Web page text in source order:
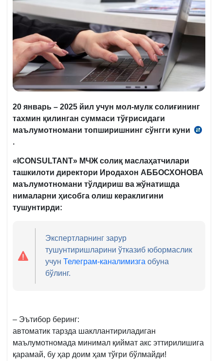
20 январь – 2025 йил учун мол-мулк солиғининг
тахмин қилинган суммаси тўғрисидаги
маълумотномани топширишнинг сўнгги куни
.
«ICONSULTANT» МЧЖ солиқ маслаҳатчилари
ташкилоти директори Иродахон АББОСХОНОВА
маълумотномани тўлдириш ва жўнатишда
нималарни ҳисобга олиш кераклигини
тушунтирди:
Экспертларнинг зарур
тушунтиришларини ўтказиб юбормаслик
учунТелеграм-каналимизга обуна
бўлинг.
– Эътибор беринг:
автоматик тарзда шакллантириладиган
маълумотномада минимал қиймат акс эттирилишига
қарамай, бу ҳар доим ҳам тўғри бўлмайди!